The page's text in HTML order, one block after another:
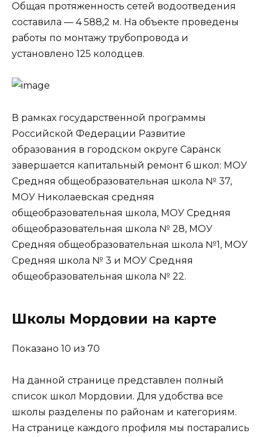
Общая протяженность сетей водоотведения
составила — 4 588,2 м. На объекте проведены
работы по монтажу трубопровода и
установлено 125 колодцев.
В рамках государственной программы
Российской Федерации Развитие
образования в городском округе Саранск
завершается капитальный ремонт 6 школ: МОУ
Средняя общеобразовательная школа № 37,
МОУ Николаевская средняя
общеобразовательная школа, МОУ Средняя
общеобразовательная школа № 28, МОУ
Средняя общеобразовательная школа №1, МОУ
Средняя школа № 3 и МОУ Средняя
общеобразовательная школа № 22.
Школы Мордовии на карте
Показано 10 из 70
На данной странице представлен полный
список школ Мордовии. Для удобства все
школы разделены по районам и категориям.
На странице каждого профиля мы постарались